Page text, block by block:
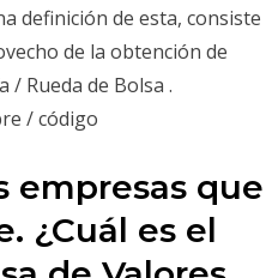
definición de esta, consiste
de la obtención de
/ Rueda de Bolsa .
/ código
empresas que
¿Cuál es el